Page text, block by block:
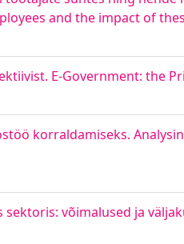
and the impact of
E-Government: the
korraldamiseks.
võimalused ja